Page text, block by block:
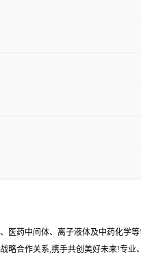
医药中间体、离子液体及中药化学
略合作关系,携手共创美好未来!专业